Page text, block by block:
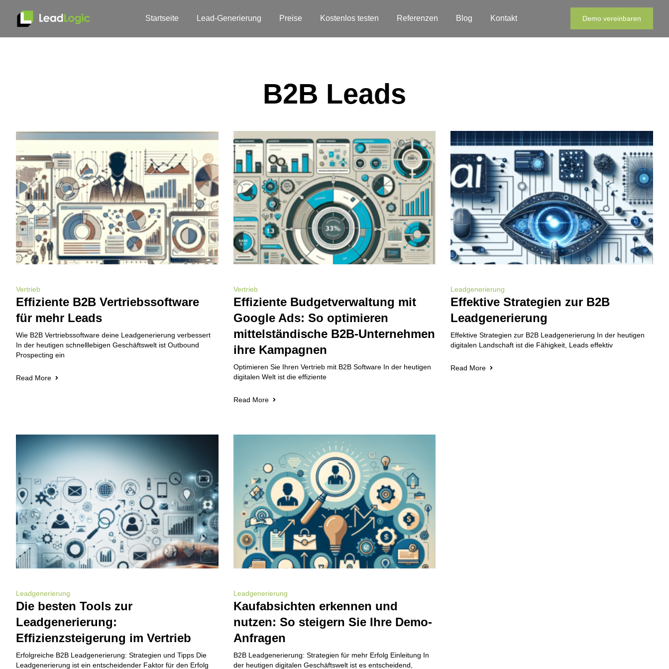
Startseite Lead-Generierung Preise Kostenlos testen Referenzen Blog Kontakt Demo vereinbaren
B2B Leads
Vertrieb
Effiziente B2B Vertriebssoftware
für mehr Leads
Wie B2B Vertriebssoftware deine Leadgenerierung verbessert
In der heutigen schnelllebigen Geschäftswelt ist Outbound
Prospecting ein
Read More
Vertrieb
Effiziente Budgetverwaltung mit
Google Ads: So optimieren
mittelständische B2B-Unternehmen
ihre Kampagnen
Optimieren Sie Ihren Vertrieb mit B2B Software In der heutigen
digitalen Welt ist die effiziente
Read More
Leadgenerierung
Effektive Strategien zur B2B
Leadgenerierung
Effektive Strategien zur B2B Leadgenerierung In der heutigen
digitalen Landschaft ist die Fähigkeit, Leads effektiv
Read More
Leadgenerierung
Die besten Tools zur
Leadgenerierung:
Effizienzsteigerung im Vertrieb
Erfolgreiche B2B Leadgenerierung: Strategien und Tipps Die
Leadgenerierung ist ein entscheidender Faktor für den Erfolg
Leadgenerierung
Kaufabsichten erkennen und
nutzen: So steigern Sie Ihre Demo-
Anfragen
B2B Leadgenerierung: Strategien für mehr Erfolg Einleitung In
der heutigen digitalen Geschäftswelt ist es entscheidend,